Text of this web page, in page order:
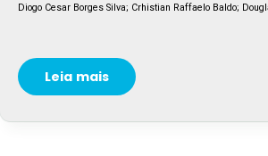
Diogo Cesar Borges Silva; Crhistian Raffaelo Baldo;
Leia mais